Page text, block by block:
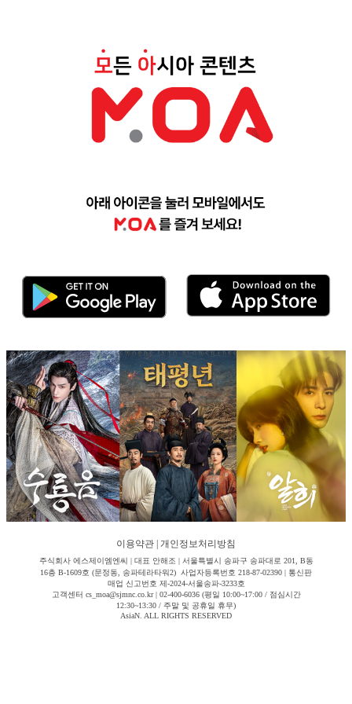
이용약관 개인정보처리방침
주식회사 에스제이엠엔씨 | 대표 안해조 | 서울특별시 송파구 송파대로 201, B동
16층 B-1609호 (문정동, 송파테라타워2) 사업자등록번호 218-87-02390 | 통신판
매업 신고번호 제-2024-서울송파-3233호
고객센터 cs_moa@sjmnc.co.kr | 02-400-6036 (평일 10:00~17:00 / 점심시간
12:30~13:30 / 주말 및 공휴일 휴무)
AsiaN. ALL RIGHTS RESERVED